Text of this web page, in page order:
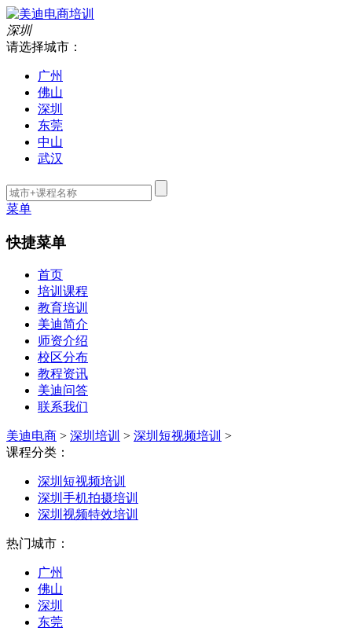
深圳
请选择城市：
广州
佛山
深圳
东莞
中山
武汉
菜单
快捷菜单
首页
培训课程
教育培训
美迪简介
师资介绍
校区分布
教程资讯
美迪问答
联系我们
美迪电商 > 深圳培训 > 深圳短视频培训 >
课程分类：
深圳短视频培训
深圳手机拍摄培训
深圳视频特效培训
热门城市：
广州
佛山
深圳
东莞